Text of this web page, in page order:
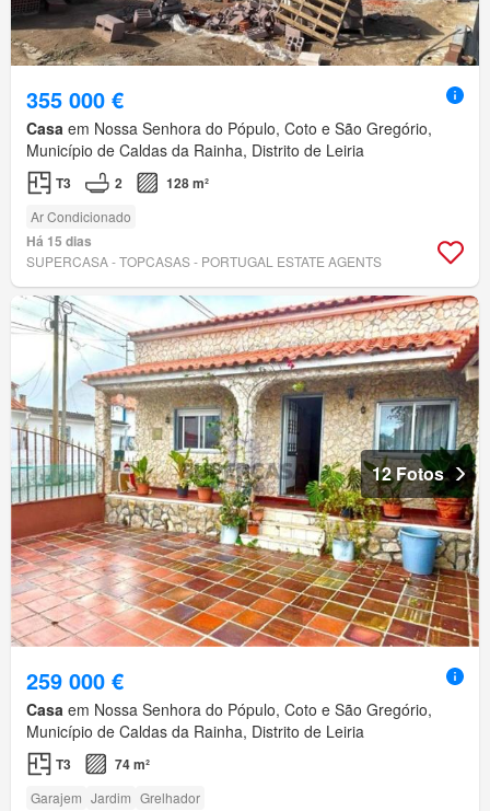
355 000 €
Casa em Nossa Senhora do Pópulo, Coto e São Gregório,
Município de Caldas da Rainha, Distrito de Leiria
T3 2 128 m²
Ar Condicionado
Há 15 dias
SUPERCASA - TOPCASAS - PORTUGAL ESTATE AGENTS
12 Fotos
259 000 €
Casa em Nossa Senhora do Pópulo, Coto e São Gregório,
Município de Caldas da Rainha, Distrito de Leiria
T3 74 m²
Garajem Jardim Grelhador